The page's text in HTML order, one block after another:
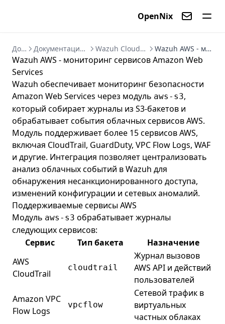
OpenNix
Документация Документация Wazuh 4.14 - руководство по SIEM/XDR Wazuh Cloud Security - мониторинг облачных сред Wazuh AWS - мониторинг сервисов Amazon Web Services
Wazuh AWS - мониторинг сервисов Amazon Web
Services
Wazuh обеспечивает мониторинг безопасности
Amazon Web Services через модуль aws-s3,
который собирает журналы из S3-бакетов и
обрабатывает события облачных сервисов AWS.
Модуль поддерживает более 15 сервисов AWS,
включая CloudTrail, GuardDuty, VPC Flow Logs, WAF
и другие. Интеграция позволяет централизовать
анализ облачных событий в Wazuh для
обнаружения несанкционированного доступа,
изменений конфигурации и сетевых аномалий.
Поддерживаемые сервисы AWS
Модуль aws-s3 обрабатывает журналы
следующих сервисов:
Сервис
Тип бакета
Назначение
AWS
CloudTrail
cloudtrail
Журнал вызовов
AWS API и действий
пользователей
Amazon VPC
Flow Logs
vpcflow
Сетевой трафик в
виртуальных
частных облаках